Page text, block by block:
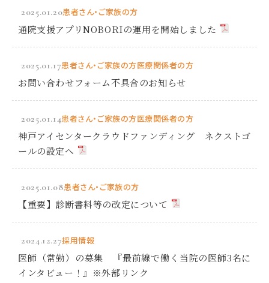
2025.01.20患者さん・ご家族の方
通院支援アプリNOBORIの運用を開始しました
2025.01.17患者さん・ご家族の方医療関係者の方
お問い合わせフォーム不具合のお知らせ
2025.01.14患者さん・ご家族の方医療関係者の方
神戸アイセンタークラウドファンディング ネクストゴ
ールの設定へ
2025.01.08患者さん・ご家族の方
【重要】診断書料等の改定について
2024.12.27採用情報
医師（常勤）の募集 『最前線で働く当院の医師3名に
インタビュー！』※外部リンク